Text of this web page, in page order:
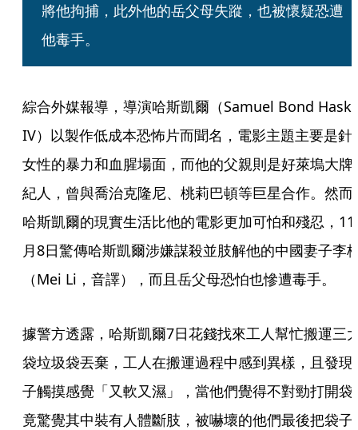
將他拘捕，此外他的岳父母失蹤，也被懷疑恐遭
他毒手。
綜合外媒報導，導演哈斯凱爾（Samuel Bond
IV）以製作低成本恐怖片而聞名，電影主題主要是針
女性的暴力和血腥場面，而他的父親則是好萊塢大牌
紀人，曾與喬治克隆尼、桃莉巴頓等巨星合作。然而
哈斯凱爾的現實生活比他的電影更加可怕和殘忍，11
月8日驚傳哈斯凱爾涉嫌謀殺並肢解他的中國妻子李
（Mei Li，音譯），而且岳父母恐怕也慘遭毒手。
據警方透露，哈斯凱爾7日花錢找來工人幫忙搬運三
袋垃圾袋丟棄，工人在搬運過程中感到異樣，且發現
子觸摸感覺「又軟又濕」，當他們覺得不對勁打開袋
竟驚覺其中裝有人體斷肢，被嚇壞的他們最後把袋子